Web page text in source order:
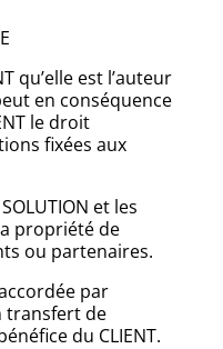
qu’elle est l’auteur
en conséquence
le droit
fixées aux
et les
propriété de
ou partenaires.
par
transfert de
du CLIENT.